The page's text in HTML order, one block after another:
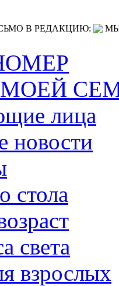
В РЕДАКЦИЮ:
лица
новости
стола
света
взрослых